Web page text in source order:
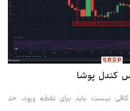
کندل پوشا
نیست؛ باید برای نقطه ورود، حد